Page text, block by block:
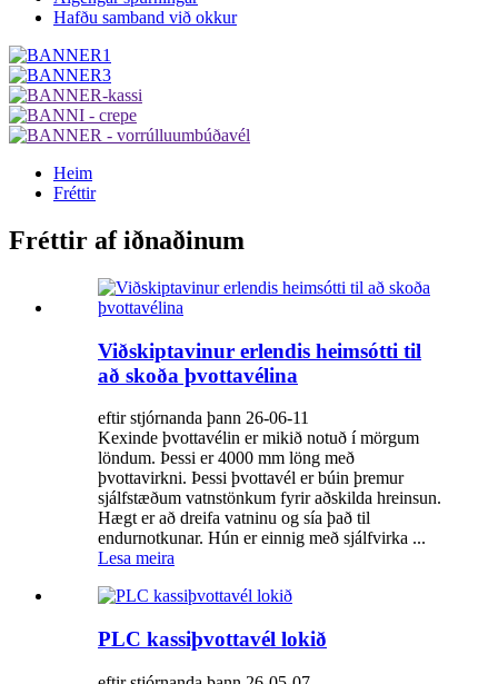
Hafðu samband við okkur
Heim
Fréttir
Fréttir af iðnaðinum
Viðskiptavinur erlendis heimsótti til
að skoða þvottavélina
eftir stjórnanda þann 26-06-11
Kexinde þvottavélin er mikið notuð í mörgum
löndum. Þessi er 4000 mm löng með
þvottavirkni. Þessi þvottavél er búin þremur
sjálfstæðum vatnstönkum fyrir aðskilda hreinsun.
Hægt er að dreifa vatninu og sía það til
endurnotkunar. Hún er einnig með sjálfvirka ...
Lesa meira
PLC kassiþvottavél lokið